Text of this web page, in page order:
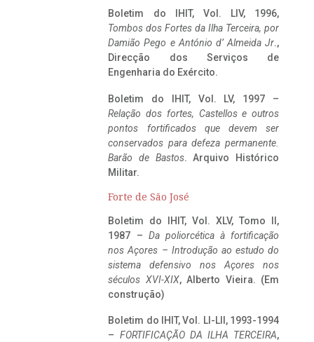
Boletim do IHIT, Vol. LIV, 1996,
Tombos dos Fortes da Ilha Terceira, por
Damião Pego e António d’ Almeida Jr.,
Direcção dos Serviços de
Engenharia do Exército.
Boletim do IHIT, Vol. LV, 1997 –
Relação dos fortes, Castellos e outros
pontos fortificados que devem ser
conservados para defeza permanente.
Barão de Bastos. Arquivo Histórico
Militar.
Forte de São José
Boletim do IHIT, Vol. XLV, Tomo II,
1987 – Da poliorcética à fortificação
nos Açores – Introdução ao estudo do
sistema defensivo nos Açores nos
séculos XVI-XIX, Alberto Vieira. (Em
construção)
Boletim do IHIT, Vol. LI-LII, 1993-1994
– FORTIFICAÇÃO DA ILHA TERCEIRA,